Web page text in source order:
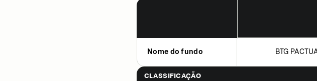
Nome do fundo BTG
CLASSIFICAÇÃO